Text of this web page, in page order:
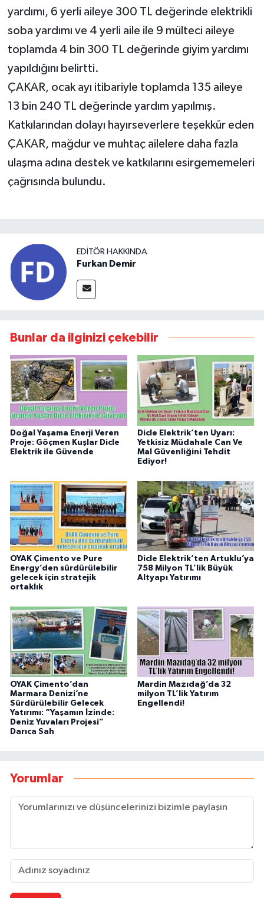
yardımı, 6 yerli aileye 300 TL değerinde elektrikli
soba yardımı ve 4 yerli aile ile 9 mülteci aileye
toplamda 4 bin 300 TL değerinde giyim yardımı
yapıldığını belirtti.
ÇAKAR, ocak ayı itibariyle toplamda 135 aileye
13 bin 240 TL değerinde yardım yapılmış.
Katkılarından dolayı hayırseverlere teşekkür eden
ÇAKAR, mağdur ve muhtaç ailelere daha fazla
ulaşma adına destek ve katkılarını esirgememeleri
çağrısında bulundu.
EDITÖR HAKKINDA
Furkan Demir
Bunlar da ilginizi çekebilir
Doğal Yaşama Enerji Veren
Proje: Göçmen Kuşlar Dicle
Elektrik ile Güvende
Dicle Elektrik’ten Uyarı:
Yetkisiz Müdahale Can Ve
Mal Güvenliğini Tehdit
Ediyor!
OYAK Çimento ve Pure
Energy’den sürdürülebilir
gelecek için stratejik
ortaklık
Dicle Elektrik’ten Artuklu’ya
758 Milyon TL’lik Büyük
Altyapı Yatırımı
OYAK Çimento’dan
Marmara Denizi’ne
Sürdürülebilir Gelecek
Yatırımı: “Yaşamın İzinde:
Deniz Yuvaları Projesi”
Darıca Sah
Mardin Mazıdağ’da 32
milyon TL’lik Yatırım
Engellendi!
Yorumlar